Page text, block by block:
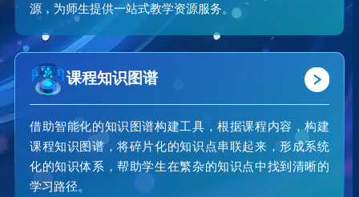
源，为师生提供一站式教学资源服务。
课程知识图谱
借助智能化的知识图谱构建工具，根据课程内容，构建
课程知识图谱，将碎片化的知识点串联起来，形成系统
化的知识体系，帮助学生在繁杂的知识点中找到清晰的
学习路径。